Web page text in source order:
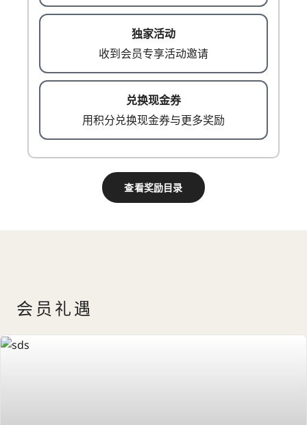
收到会员专享活动邀请
用积分兑换现金券与更多奖励
查看奖励目录
会员礼遇